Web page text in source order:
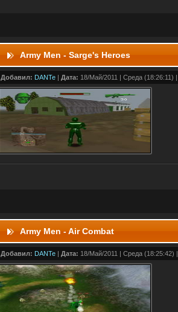
Army Men - Sarge's Heroes
Добавил: DANTe | Дата: 18/Май/2011 | Среда (18:26:11) |
Army Men - Air Combat
Добавил: DANTe | Дата: 18/Май/2011 | Среда (18:25:42) |